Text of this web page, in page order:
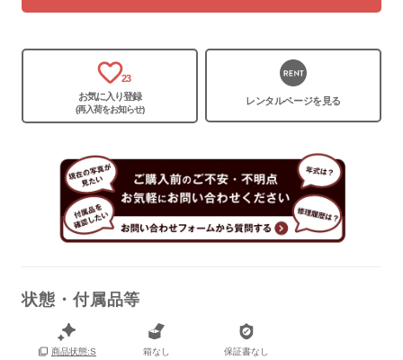
23
お気に入り登録
(再入荷をお知らせ)
レンタルページを見る
状態・付属品等
商品状態:S 箱なし 保証書なし